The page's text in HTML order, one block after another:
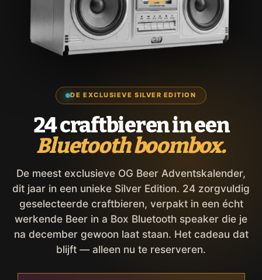
DE EXCLUSIEVE SILVER EDITION
24 craftbieren in een
Bluetooth boombox.
De meest exclusieve OG Beer Adventskalender,
dit jaar in een unieke Silver Edition. 24 zorgvuldig
geselecteerde craftbieren, verpakt in een écht
werkende Beer in a Box Bluetooth speaker die je
na december gewoon laat staan. Het cadeau dat
blijft — alleen nu te reserveren.